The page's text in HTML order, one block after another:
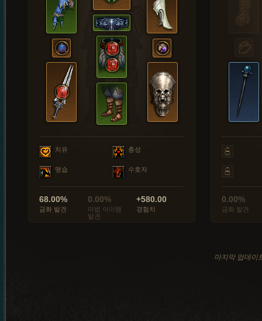
치유 충성
맹습 수호자
68.00%
금화 발견
0.00%
마법 아이템
발견
+580.00
경험치
0.00%
금화 발견
마지막 업데이